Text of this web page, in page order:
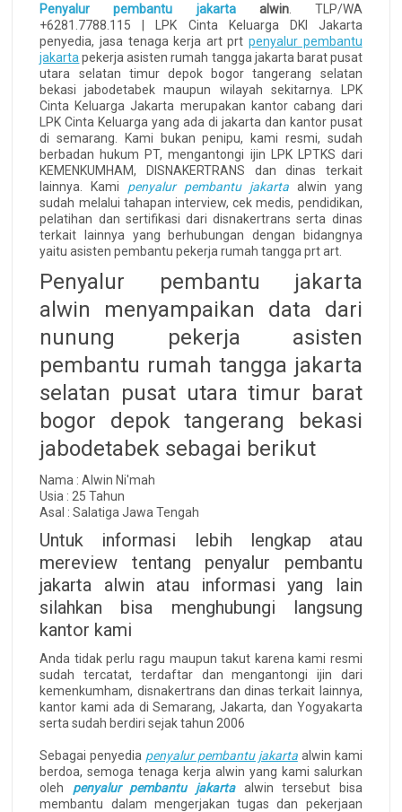
Penyalur pembantu jakartaalwin. TLP/WA
+6281.7788.115 | LPK Cinta Keluarga DKI Jakarta
penyedia, jasa tenaga kerja art prt penyalur pembantu
jakarta pekerja asisten rumah tangga jakarta barat pusat
utara selatan timur depok bogor tangerang selatan
bekasi jabodetabek maupun wilayah sekitarnya. LPK
Cinta Keluarga Jakarta merupakan kantor cabang dari
LPK Cinta Keluarga yang ada di jakarta dan kantor pusat
di semarang. Kami bukan penipu, kami resmi, sudah
berbadan hukum PT, mengantongi ijin LPK LPTKS dari
KEMENKUMHAM, DISNAKERTRANS dan dinas terkait
lainnya. Kami penyalur pembantu jakartaalwin yang
sudah melalui tahapan interview, cek medis, pendidikan,
pelatihan dan sertifikasi dari disnakertrans serta dinas
terkait lainnya yang berhubungan dengan bidangnya
yaitu asisten pembantu pekerja rumah tangga prt art.
Penyalur pembantu jakarta
alwin menyampaikan data dari
nunung pekerja asisten
pembantu rumah tangga jakarta
selatan pusat utara timur barat
bogor depok tangerang bekasi
jabodetabek sebagai berikut
Nama : Alwin Ni'mah
Usia : 25 Tahun
Asal : Salatiga Jawa Tengah
Untuk informasi lebih lengkap atau
mereview tentang penyalur pembantu
jakarta alwin atau informasi yang lain
silahkan bisa menghubungi langsung
kantor kami
Anda tidak perlu ragu maupun takut karena kami resmi
sudah tercatat, terdaftar dan mengantongi ijin dari
kemenkumham, disnakertrans dan dinas terkait lainnya,
kantor kami ada di Semarang, Jakarta, dan Yogyakarta
serta sudah berdiri sejak tahun 2006
Sebagai penyedia penyalur pembantu jakartaalwin kami
berdoa, semoga tenaga kerja alwin yang kami salurkan
oleh penyalur pembantu jakartaalwin tersebut bisa
membantu dalam mengerjakan tugas dan pekerjaan